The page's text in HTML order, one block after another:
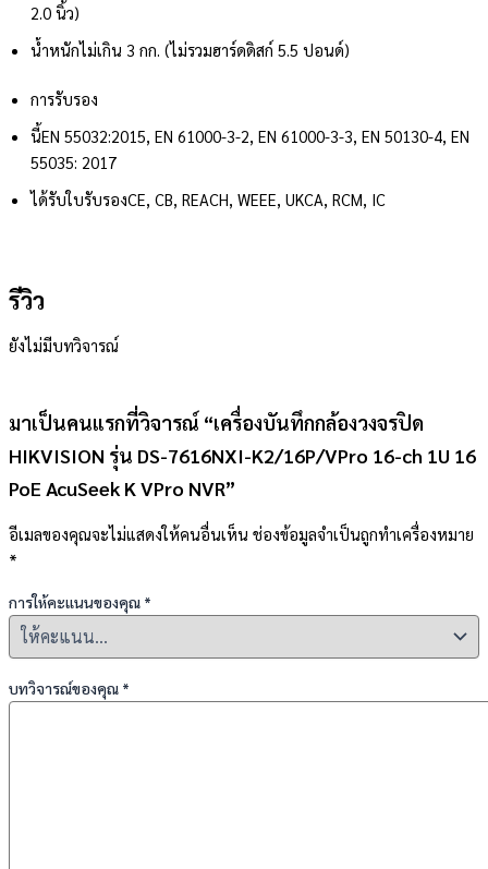
2.0 นิ้ว)
น้ำหนักไม่เกิน 3 กก. (ไม่รวมฮาร์ดดิสก์ 5.5 ปอนด์)
การรับรอง
นี้EN 55032:2015, EN 61000-3-2, EN 61000-3-3, EN 50130-4, EN
55035: 2017
ได้รับใบรับรองCE, CB, REACH, WEEE, UKCA, RCM, IC
รีวิว
ยังไม่มีบทวิจารณ์
มาเป็นคนแรกที่วิจารณ์ “เครื่องบันทึกกล้องวงจรปิด
HIKVISION รุ่น DS-7616NXI-K2/16P/VPro 16-ch 1U 16
PoE AcuSeek K VPro NVR”
อีเมลของคุณจะไม่แสดงให้คนอื่นเห็น ช่องข้อมูลจำเป็นถูกทำเครื่องหมาย
*
การให้คะแนนของคุณ *
บทวิจารณ์ของคุณ *